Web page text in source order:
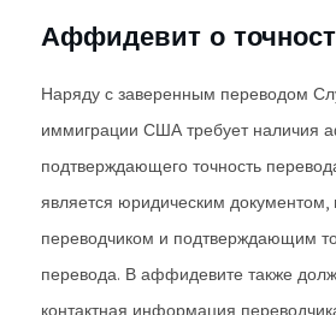
Аффидевит о
Наряду с заверенным переводом
иммиграции США требует наличия
подтверждающего точность
является юридическим
переводчиком и подтверждающим
перевода. В аффидевите также
контактная информация